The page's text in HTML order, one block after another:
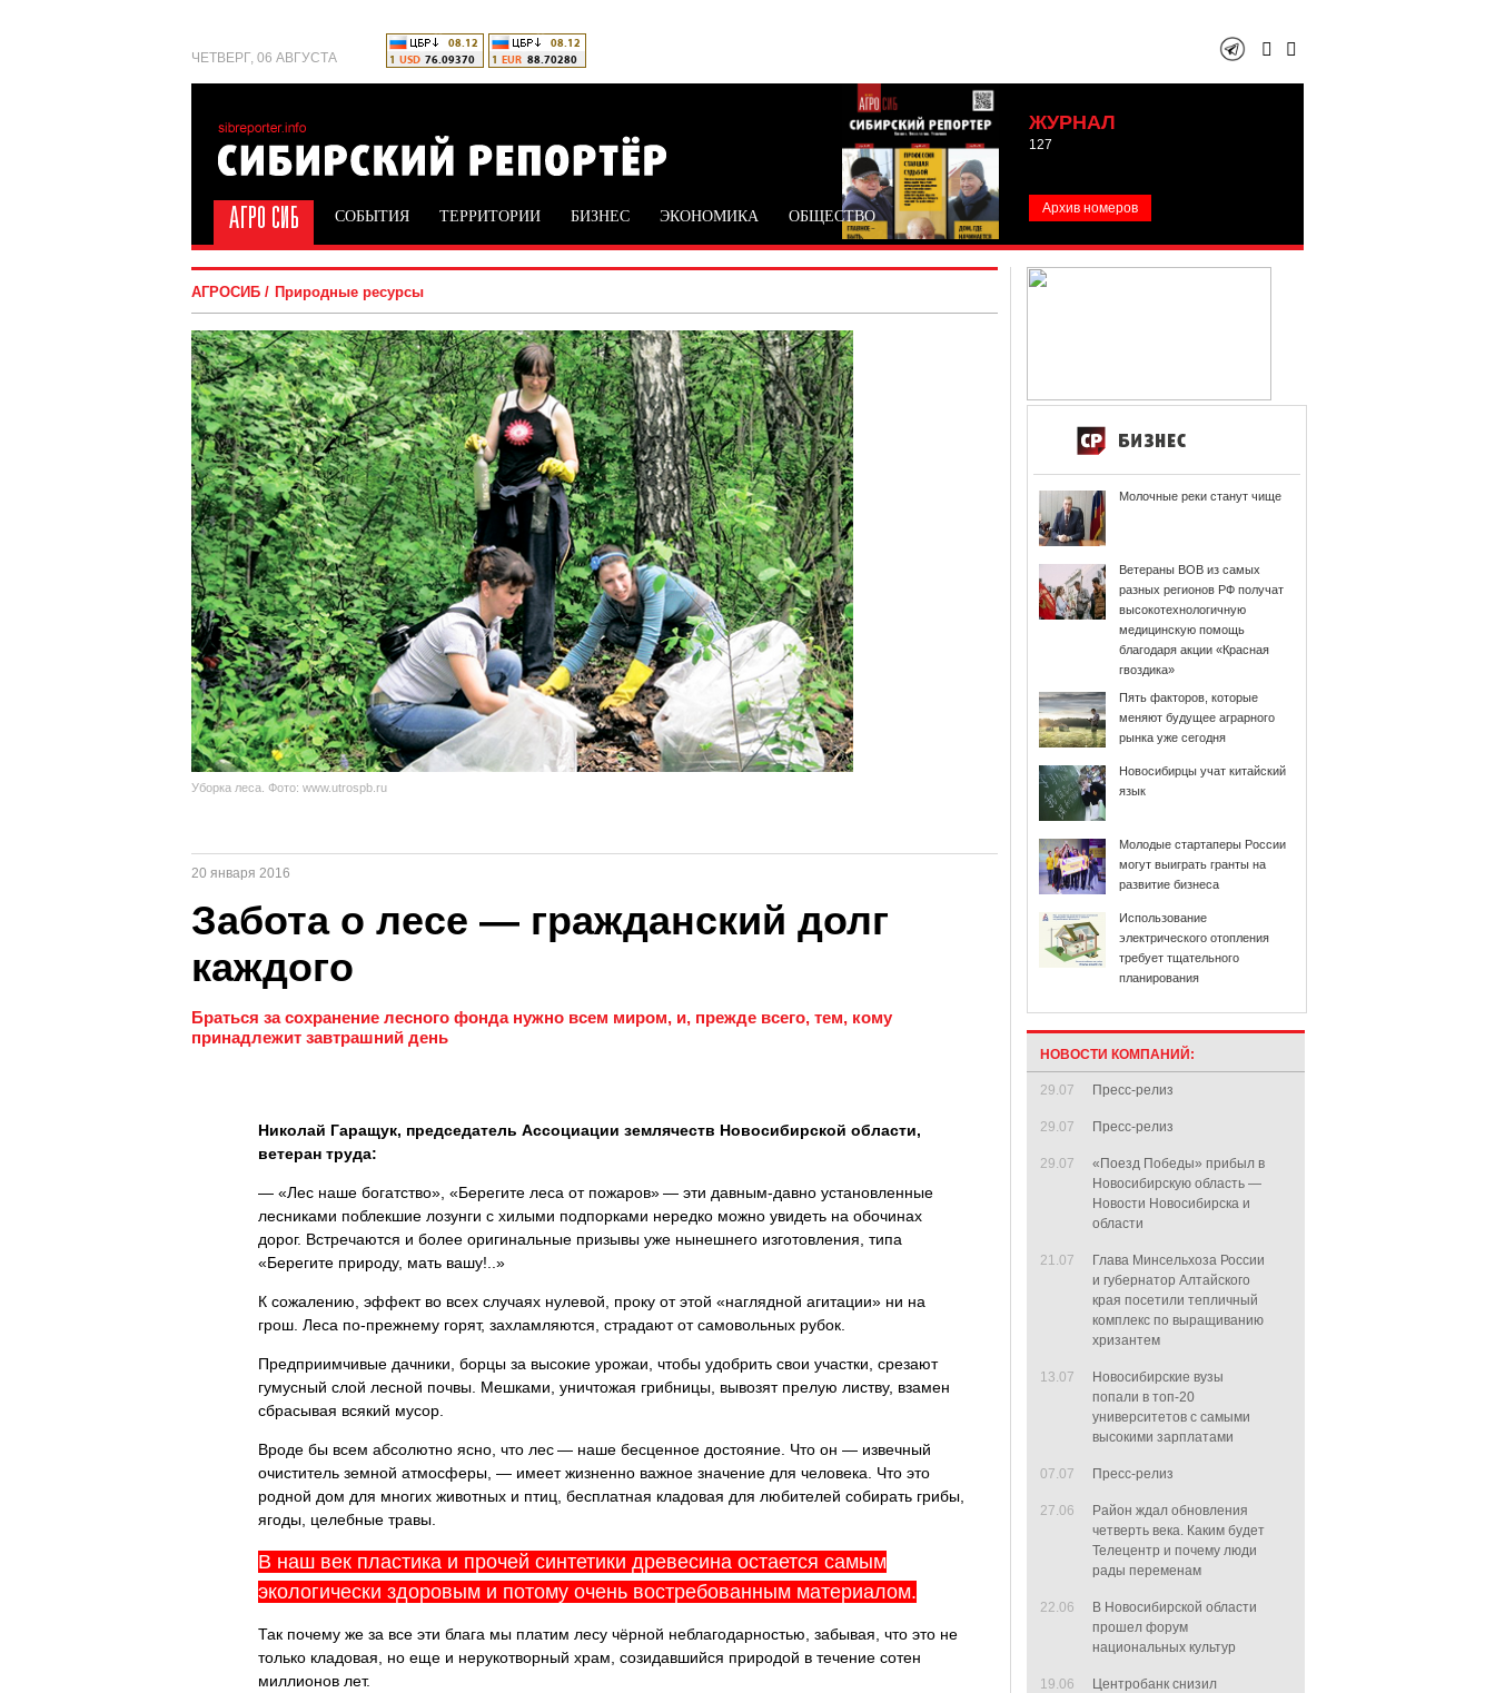
ЧЕТВЕРГ, 06 АВГУСТА
ЖУРНАЛ
127
Архив номеров
СОБЫТИЯ ТЕРРИТОРИИ БИЗНЕС ЭКОНОМИКА ОБЩЕСТВО
АГРОСИБ Природные ресурсы
Уборка леса. Фото: www.utrospb.ru
20 января 2016
Забота о лесе — гражданский долг
каждого
Браться за сохранение лесного фонда нужно всем миром, и, прежде всего, тем, кому
принадлежит завтрашний день
Николай Гаращук, председатель Ассоциации землячеств Новосибирской области,
ветеран труда:
— «Лес наше богатство», «Берегите леса от пожаров» — эти давным-давно установленные
лесниками поблекшие лозунги с хилыми подпорками нередко можно увидеть на обочинах
дорог. Встречаются и более оригинальные призывы уже нынешнего изготовления, типа
«Берегите природу, мать вашу!..»
К сожалению, эффект во всех случаях нулевой, проку от этой «наглядной агитации» ни на
грош. Леса по-прежнему горят, захламляются, страдают от самовольных рубок.
Предприимчивые дачники, борцы за высокие урожаи, чтобы удобрить свои участки, срезают
гумусный слой лесной почвы. Мешками, уничтожая грибницы, вывозят прелую листву, взамен
сбрасывая всякий мусор.
Вроде бы всем абсолютно ясно, что лес — наше бесценное достояние. Что он — извечный
очиститель земной атмосферы, — имеет жизненно важное значение для человека. Что это
родной дом для многих животных и птиц, бесплатная кладовая для любителей собирать грибы,
ягоды, целебные травы.
В наш век пластика и прочей синтетики древесина остается самым
экологически здоровым и потому очень востребованным материалом.
Так почему же за все эти блага мы платим лесу чёрной неблагодарностью, забывая, что это не
только кладовая, но еще и нерукотворный храм, созидавшийся природой в течение сотен
миллионов лет.
Молочные реки станут чище
Ветераны ВОВ из самых
разных регионов РФ получат
высокотехнологичную
медицинскую помощь
благодаря акции «Красная
гвоздика»
Пять факторов, которые
меняют будущее аграрного
рынка уже сегодня
Новосибирцы учат китайский
язык
Молодые стартаперы России
могут выиграть гранты на
развитие бизнеса
Использование
электрического отопления
требует тщательного
планирования
НОВОСТИ КОМПАНИЙ:
29.07 Пресс-релиз
29.07 Пресс-релиз
29.07
«Поезд Победы» прибыл в
Новосибирскую область —
Новости Новосибирска и
области
21.07
Глава Минсельхоза России
и губернатор Алтайского
края посетили тепличный
комплекс по выращиванию
хризантем
13.07
Новосибирские вузы
попали в топ-20
университетов с самыми
высокими зарплатами
07.07 Пресс-релиз
27.06
Район ждал обновления
четверть века. Каким будет
Телецентр и почему люди
рады переменам
22.06
В Новосибирской области
прошел форум
национальных культур
19.06
Центробанк снизил